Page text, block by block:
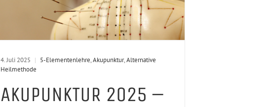
4. Juli 2025 | 5-Elementenlehre,Akupunktur,Alternative
Heilmethode
AKUPUNKTUR 2025 –